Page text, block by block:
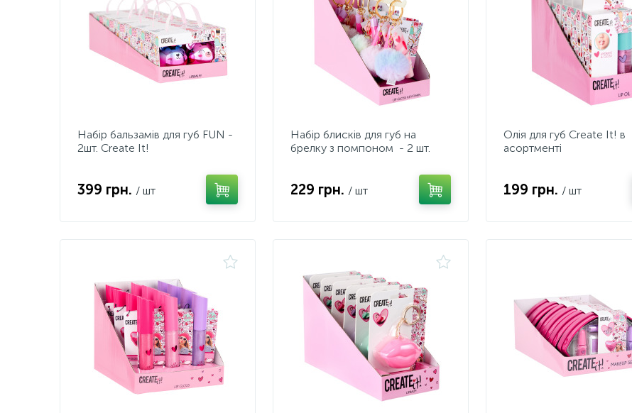
Набір бальзамів для губ FUN -
2шт. Create It!
399 грн. / шт
Набір блисків для губ на
брелку з помпоном - 2 шт.
229 грн. / шт
Олія для губ Create It! в
асортменті
199 грн. / шт